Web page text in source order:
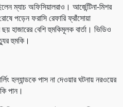
ম্যাচ অফিসিয়ালরাও। আর্জেন্টিনা-মিশর
পড়েন ফরাসি রেফারি ফ্রাঁসোয়া
হাজারের বেশি হুমকিমূলক বার্তা। ভিডিও
হুমকি।
হল্যান্ডকে পাস না দেওয়ার ঘটনায় নরওয়ের
পান।